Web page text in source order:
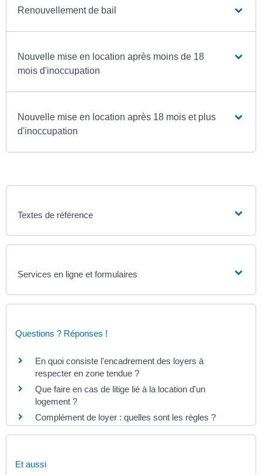
Renouvellement de bail
Nouvelle mise en location après moins de 18
mois d'inoccupation
Nouvelle mise en location après 18 mois et plus
d'inoccupation
Textes de référence
Services en ligne et formulaires
Questions ? Réponses !
En quoi consiste l'encadrement des loyers à
respecter en zone tendue ?
Que faire en cas de litige lié à la location d'un
logement ?
Complément de loyer : quelles sont les règles ?
Et aussi